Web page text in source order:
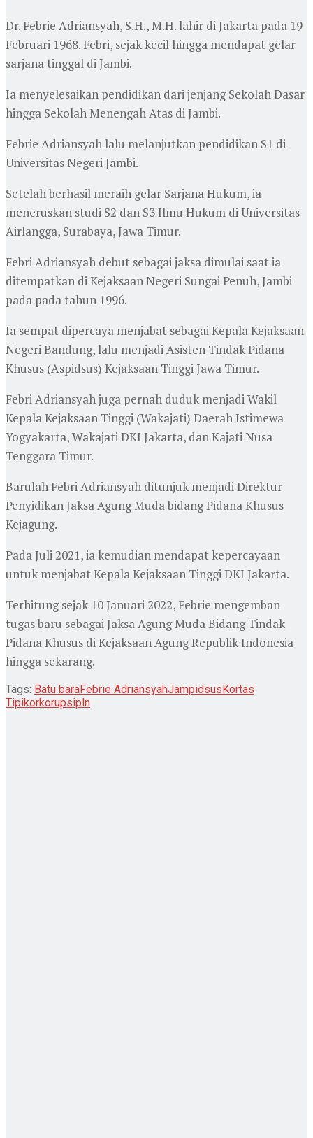
Dr. Febrie Adriansyah, S.H., M.H. lahir di Jakarta pada 19
Februari 1968. Febri, sejak kecil hingga mendapat gelar
sarjana tinggal di Jambi.
Ia menyelesaikan pendidikan dari jenjang Sekolah Dasar
hingga Sekolah Menengah Atas di Jambi.
Febrie Adriansyah lalu melanjutkan pendidikan S1 di
Universitas Negeri Jambi.
Setelah berhasil meraih gelar Sarjana Hukum, ia
meneruskan studi S2 dan S3 Ilmu Hukum di Universitas
Airlangga, Surabaya, Jawa Timur.
Febri Adriansyah debut sebagai jaksa dimulai saat ia
ditempatkan di Kejaksaan Negeri Sungai Penuh, Jambi
pada pada tahun 1996.
Ia sempat dipercaya menjabat sebagai Kepala Kejaksaan
Negeri Bandung, lalu menjadi Asisten Tindak Pidana
Khusus (Aspidsus) Kejaksaan Tinggi Jawa Timur.
Febri Adriansyah juga pernah duduk menjadi Wakil
Kepala Kejaksaan Tinggi (Wakajati) Daerah Istimewa
Yogyakarta, Wakajati DKI Jakarta, dan Kajati Nusa
Tenggara Timur.
Barulah Febri Adriansyah ditunjuk menjadi Direktur
Penyidikan Jaksa Agung Muda bidang Pidana Khusus
Kejagung.
Pada Juli 2021, ia kemudian mendapat kepercayaan
untuk menjabat Kepala Kejaksaan Tinggi DKI Jakarta.
Terhitung sejak 10 Januari 2022, Febrie mengemban
tugas baru sebagai Jaksa Agung Muda Bidang Tindak
Pidana Khusus di Kejaksaan Agung Republik Indonesia
hingga sekarang.
Tags: Batu baraFebrie AdriansyahJampidsusKortas
Tipikorkorupsipln